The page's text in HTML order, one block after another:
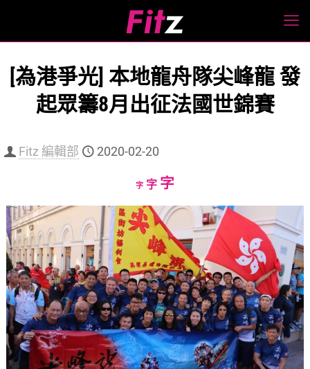
[為港爭光] 本地龍舟隊尖峰龍 發
起眾籌8月出征法國世錦賽
Fitz 編輯部 2020-02-20
字Decrease
size.
字Reset
size.
字Increase
size.